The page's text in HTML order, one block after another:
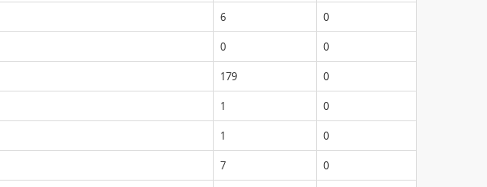
6 0
0 0
179 0
1 0
1 0
7 0